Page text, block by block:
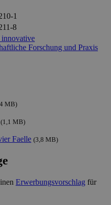
1
8
innovative
Forschung und Praxis
MB)
(1,1 MB)
Faelle (3,8 MB)
Erwerbungsvorschlag für